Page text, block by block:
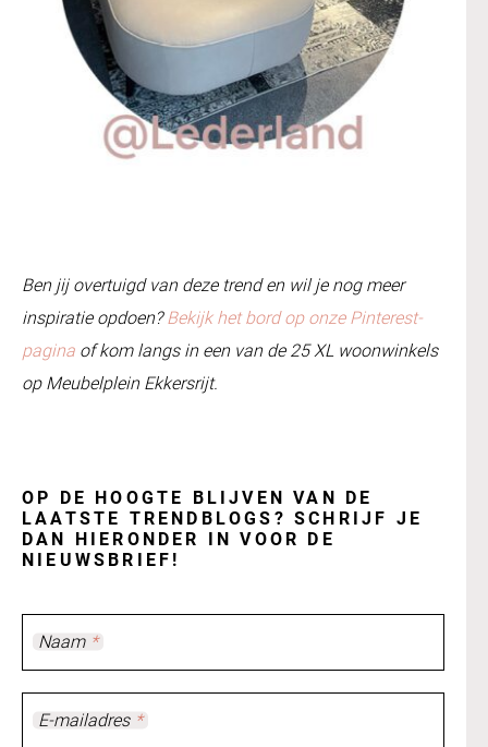
Ben jij overtuigd van deze trend en wil je nog meer
inspiratie opdoen? Bekijk het bord op onze Pinterest-
pagina of kom langs in een van de 25 XL woonwinkels
op Meubelplein Ekkersrijt.
OP DE HOOGTE BLIJVEN VAN DE
LAATSTE TRENDBLOGS? SCHRIJF JE
DAN HIERONDER IN VOOR DE
NIEUWSBRIEF!
Naam *
E-mailadres *